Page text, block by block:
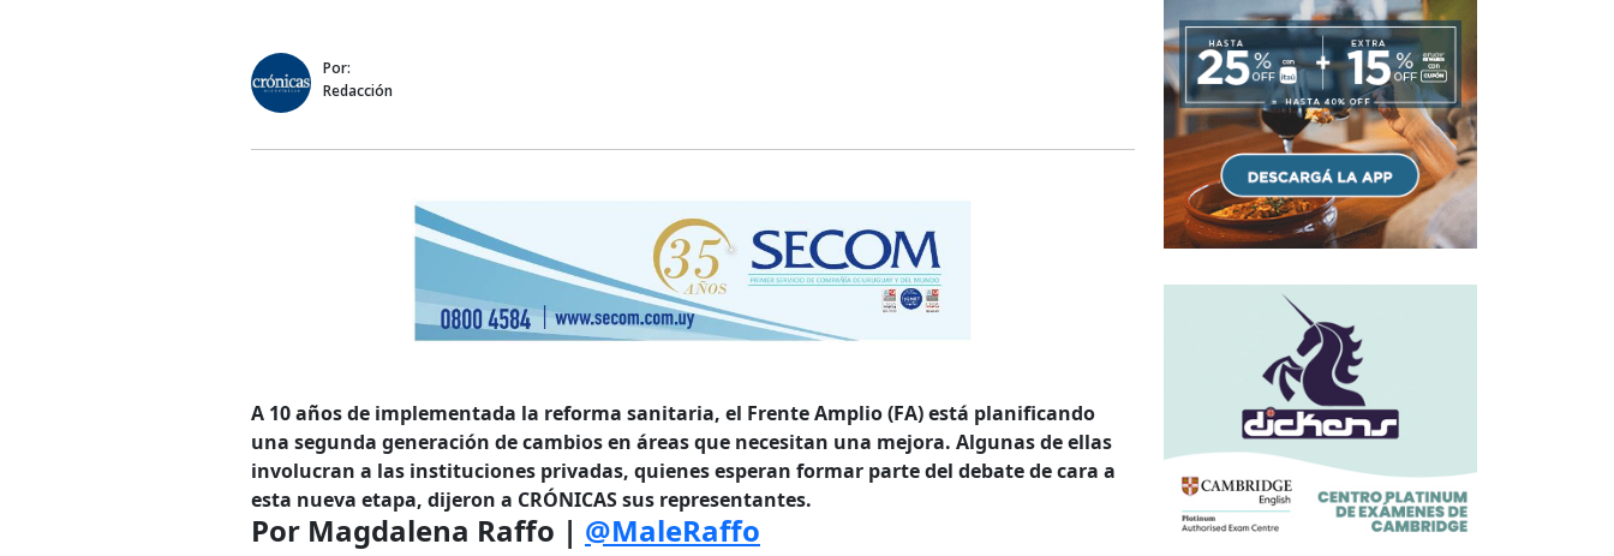
Por:
Redacción
A 10 años de implementada la reforma sanitaria, el Frente Amplio (FA) está planificando
una segunda generación de cambios en áreas que necesitan una mejora. Algunas de ellas
involucran a las instituciones privadas, quienes esperan formar parte del debate de cara a
esta nueva etapa, dijeron a CRÓNICAS sus representantes.
Por Magdalena Raffo | @MaleRaffo